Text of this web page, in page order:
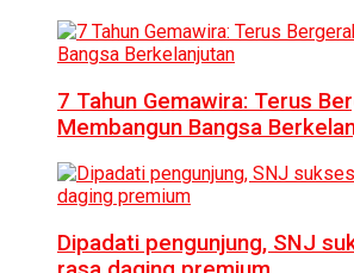
7 Tahun Gemawira: Terus
Membangun Bangsa
Dipadati pengunjung, SNJ